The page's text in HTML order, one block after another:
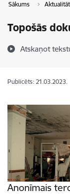
Sākums
Topošās
Atskaņot
Publicēts: 21.03.2023.
Anonīmais